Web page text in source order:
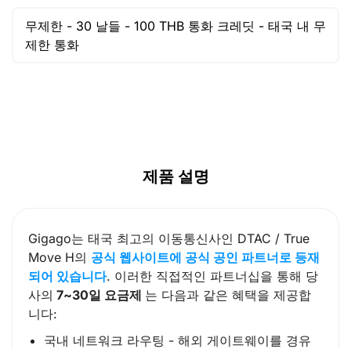
무제한 - 30 날들 - 100 THB 통화 크레딧 - 태국 내 무
제한 통화
제품 설명
Gigago는 태국 최고의 이동통신사인 DTAC / True
Move H의 공식 웹사이트에 공식 공인 파트너로 등재
되어 있습니다. 이러한 직접적인 파트너십을 통해 당
사의 7~30일 요금제 는 다음과 같은 혜택을 제공합
니다:
국내 네트워크 라우팅 - 해외 게이트웨이를 경유